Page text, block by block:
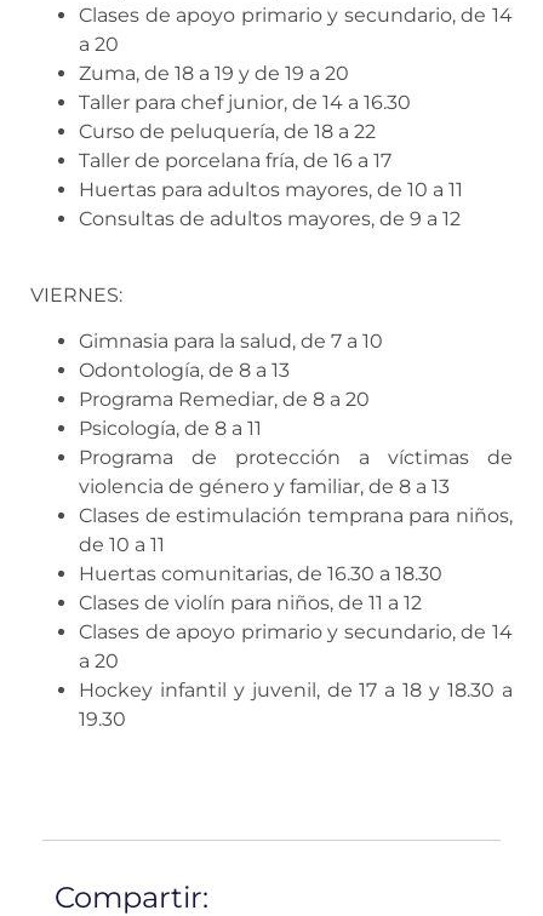
Clases de apoyo primario y secundario, de 14
a 20
Zuma, de 18 a 19 y de 19 a 20
Taller para chef junior, de 14 a 16.30
Curso de peluquería, de 18 a 22
Taller de porcelana fría, de 16 a 17
Huertas para adultos mayores, de 10 a 11
Consultas de adultos mayores, de 9 a 12
VIERNES:
Gimnasia para la salud, de 7 a 10
Odontología, de 8 a 13
Programa Remediar, de 8 a 20
Psicología, de 8 a 11
Programa de protección a víctimas de
violencia de género y familiar, de 8 a 13
Clases de estimulación temprana para niños,
de 10 a 11
Huertas comunitarias, de 16.30 a 18.30
Clases de violín para niños, de 11 a 12
Clases de apoyo primario y secundario, de 14
a 20
Hockey infantil y juvenil, de 17 a 18 y 18.30 a
19.30
Compartir: